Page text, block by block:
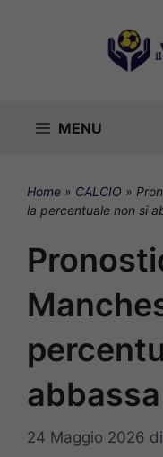
MENU
Home » CALCIO »
la percentuale non si
abbassa
24 Maggio 2026 di